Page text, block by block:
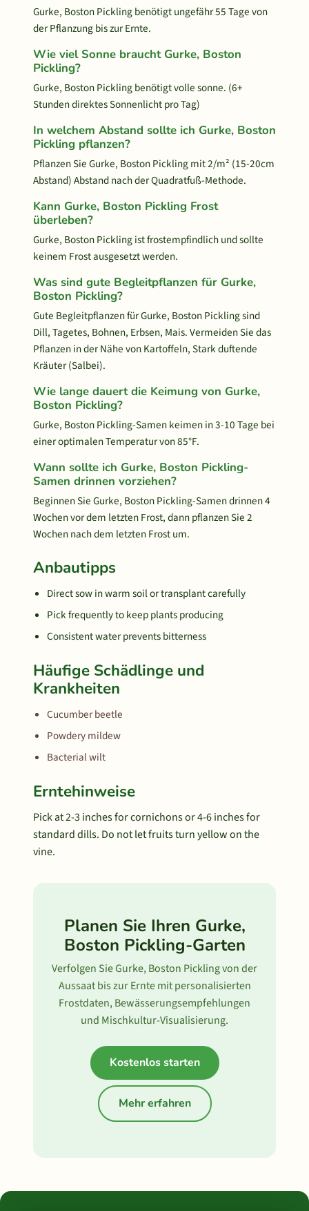
Gurke, Boston Pickling benötigt ungefähr 55 Tage von
der Pflanzung bis zur Ernte.
Wie viel Sonne braucht Gurke, Boston
Pickling?
Gurke, Boston Pickling benötigt volle sonne. (6+
Stunden direktes Sonnenlicht pro Tag)
In welchem Abstand sollte ich Gurke, Boston
Pickling pflanzen?
Pflanzen Sie Gurke, Boston Pickling mit 2/m² (15-20cm
Abstand) Abstand nach der Quadratfuß-Methode.
Kann Gurke, Boston Pickling Frost
überleben?
Gurke, Boston Pickling ist frostempfindlich und sollte
keinem Frost ausgesetzt werden.
Was sind gute Begleitpflanzen für Gurke,
Boston Pickling?
Gute Begleitpflanzen für Gurke, Boston Pickling sind
Dill, Tagetes, Bohnen, Erbsen, Mais. Vermeiden Sie das
Pflanzen in der Nähe von Kartoffeln, Stark duftende
Kräuter (Salbei).
Wie lange dauert die Keimung von Gurke,
Boston Pickling?
Gurke, Boston Pickling-Samen keimen in 3-10 Tage bei
einer optimalen Temperatur von 85°F.
Wann sollte ich Gurke, Boston Pickling-
Samen drinnen vorziehen?
Beginnen Sie Gurke, Boston Pickling-Samen drinnen 4
Wochen vor dem letzten Frost, dann pflanzen Sie 2
Wochen nach dem letzten Frost um.
Anbautipps
Direct sow in warm soil or transplant carefully
Pick frequently to keep plants producing
Consistent water prevents bitterness
Häufige Schädlinge und
Krankheiten
Cucumber beetle
Powdery mildew
Bacterial wilt
Erntehinweise
Pick at 2-3 inches for cornichons or 4-6 inches for
standard dills. Do not let fruits turn yellow on the
vine.
Planen Sie Ihren Gurke,
Boston Pickling-Garten
Verfolgen Sie Gurke, Boston Pickling von der
Aussaat bis zur Ernte mit personalisierten
Frostdaten, Bewässerungsempfehlungen
und Mischkultur-Visualisierung.
Kostenlos starten
Mehr erfahren